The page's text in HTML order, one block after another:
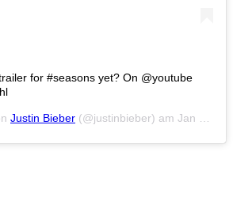
for #seasons yet? On @youtube
Justin Bieber (@justinbieber) am Jan 1, 2020 um 6:25 PST